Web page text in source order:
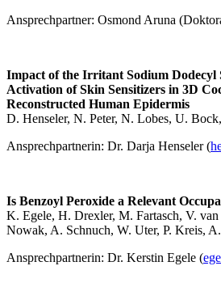
Ansprechpartner: Osmond Aruna
Impact of the Irritant Sodium Dodecyl
Activation of Skin Sensitizers in 3D
Reconstructed Human Epidermis
D. Henseler, N. Peter, N. Lobes, U.
Ansprechpartnerin: Dr. Darja Henseler (
Is Benzoyl Peroxide a Relevant
K. Egele, H. Drexler, M. Fartasch, V.
Nowak, A. Schnuch, W. Uter, P. Kreis,
Ansprechpartnerin: Dr. Kerstin Egele (